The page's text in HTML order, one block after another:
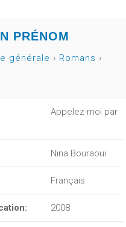
PRÉNOM
générale › Romans ›
Appelez-moi par
Nina Bouraoui
Français
2008